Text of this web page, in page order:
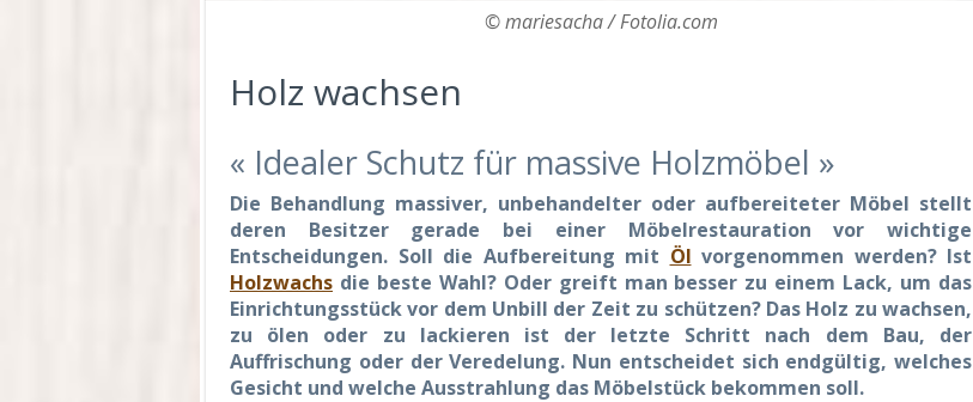
© mariesacha / Fotolia.com
Holz wachsen
« Idealer Schutz für massive Holzmöbel »
Die Behandlung massiver, unbehandelter oder aufbereiteter Möbel stellt
deren Besitzer gerade bei einer Möbelrestauration vor wichtige
Entscheidungen. Soll die Aufbereitung mit Öl vorgenommen werden? Ist
Holzwachs die beste Wahl? Oder greift man besser zu einem Lack, um das
Einrichtungsstück vor dem Unbill der Zeit zu schützen? Das Holz zu wachsen,
zu ölen oder zu lackieren ist der letzte Schritt nach dem Bau, der
Auffrischung oder der Veredelung. Nun entscheidet sich endgültig, welches
Gesicht und welche Ausstrahlung das Möbelstück bekommen soll.